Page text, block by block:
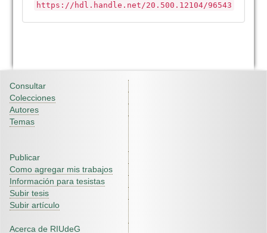
https://hdl.handle.net/20.500.12104/96543
Consultar
Colecciones
Autores
Temas
Publicar
Como agregar mis trabajos
Información para tesistas
Subir tesis
Subir artículo
Acerca de RIUdeG